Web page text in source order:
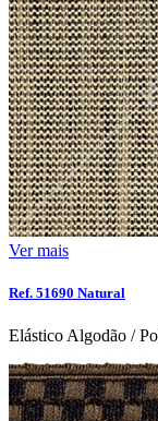
Ver mais
Ref. 51690 Natural
Elástico Algodão /